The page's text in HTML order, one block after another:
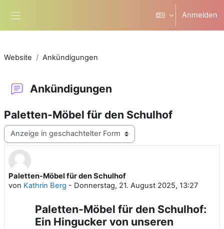
Anmelden
Website Ankündigungen
Ankündigungen
Paletten-Möbel für den Schulhof
Anzeigemodus
Paletten-Möbel für den Schulhof
von Kathrin Berg - Donnerstag, 21. August 2025, 13:27
Anzahl Antworten: 0
Paletten-Möbel für den Schulhof:
Ein Hingucker von unseren